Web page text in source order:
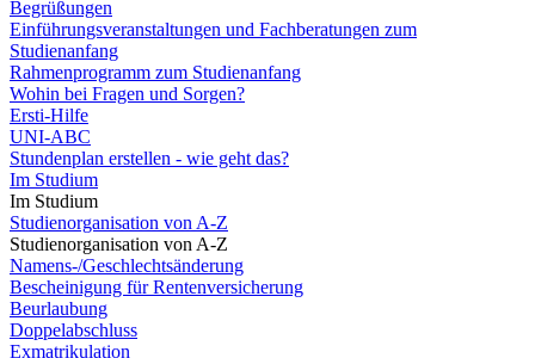
Begrüßungen
Einführungsveranstaltungen und Fachberatungen zum
Studienanfang
Rahmenprogramm zum Studienanfang
Wohin bei Fragen und Sorgen?
Ersti-Hilfe
UNI-ABC
Stundenplan erstellen - wie geht das?
Im Studium
Im Studium
Studienorganisation von A-Z
Studienorganisation von A-Z
Namens-/Geschlechtsänderung
Bescheinigung für Rentenversicherung
Beurlaubung
Doppelabschluss
Exmatrikulation